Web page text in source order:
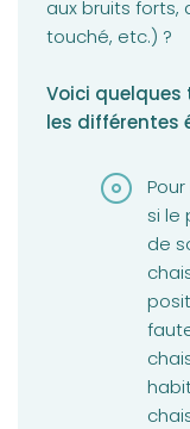
aux bruits forts,
touché, etc.) ?
Voici
les différentes
si le
de